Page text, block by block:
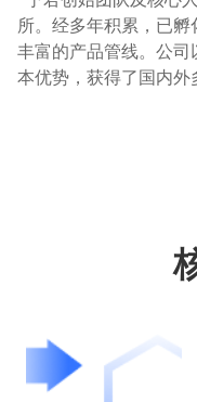
所。经多年积累，已
丰富的产品管线。公
本优势，获得了国内